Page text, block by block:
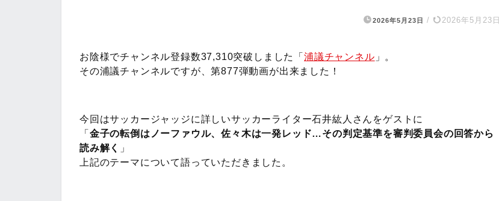
2026年5月23日 / 2026年5月23日
お陰様でチャンネル登録数37,310突破しました「 浦議チャンネル 」。
その浦議チャンネルですが、第877弾動画が出来ました！
今回はサッカージャッジに詳しいサッカーライター石井紘人さんをゲストに
「 金子の転倒はノーファウル、佐々木は一発レッド…その判定基準を審判委員会の回答から
読み解く
」
上記のテーマについて語っていただきました。